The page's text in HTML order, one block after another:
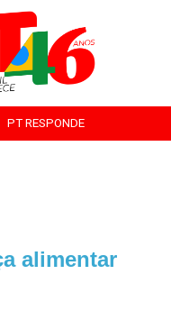
PT RESPONDE
alimentar